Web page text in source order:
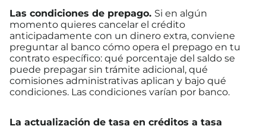
Las condiciones de prepago. Si en algún
momento quieres cancelar el crédito
anticipadamente con un dinero extra, conviene
preguntar al banco cómo opera el prepago en tu
contrato específico: qué porcentaje del saldo se
puede prepagar sin trámite adicional, qué
comisiones administrativas aplican y bajo qué
condiciones. Las condiciones varían por banco.
La actualización de tasa en créditos a tasa